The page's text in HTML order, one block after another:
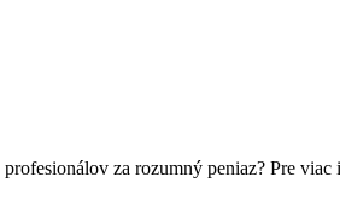
za rozumný peniaz? Pre